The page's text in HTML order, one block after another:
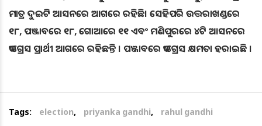
ମାତ୍ର ଦୁଇଟି ଆସନରେ ଆଗରେ ରହିଛି। ସେହିପରି ଉତ୍ତରାଖଣ୍ଡରେ
୧୮, ପଞ୍ଜାବରେ ୧୮, ଗୋଆରେ ୧୧ ଏବଂ ମଣିପୁରରେ ୪ଟି ଆସନରେ
କଂଗ୍ରେସ ପ୍ରାର୍ଥୀ ଆଗରେ ରହିଛନ୍ତି । ପଞ୍ଜାବରେ କଂଗ୍ରେସ କ୍ଷମତା ହରାଇଛି ।
Tags: election, priyanka gandhi, rahul gandhi